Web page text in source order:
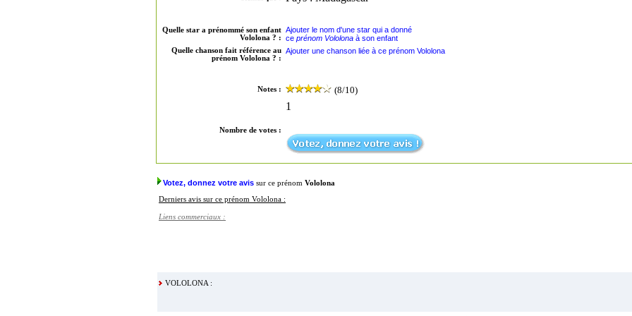
Quelle star a prénommé son enfant
Vololona ? :
Ajouter le nom d'une star qui a donné
ce prénom Vololona à son enfant
Quelle chanson fait référence au
prénom Vololona ? :
Ajouter une chanson liée à ce prénom Vololona
Notes : (8/10)
Nombre de votes :
1
Votez, donnez votre avis sur ce prénom Vololona
Derniers avis sur ce prénom Vololona :
Liens commerciaux :
VOLOLONA :